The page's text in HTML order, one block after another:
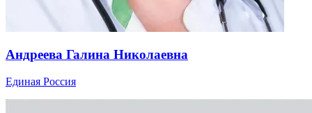
Андреева Галина Николаевна
Единая Россия